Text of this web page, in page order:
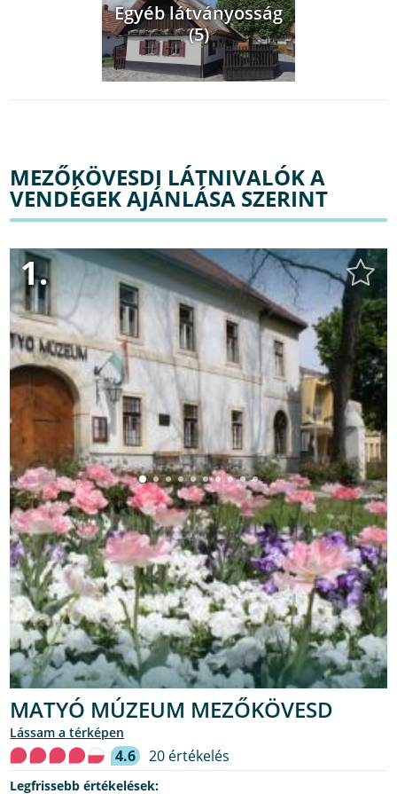
Egyéb látványosság
(5)
MEZŐKÖVESDI LÁTNIVALÓK A
VENDÉGEK AJÁNLÁSA SZERINT
1.
MATYÓ MÚZEUM MEZŐKÖVESD
lássam a térképen
4.6 20 értékelés
Legfrissebb értékelések: